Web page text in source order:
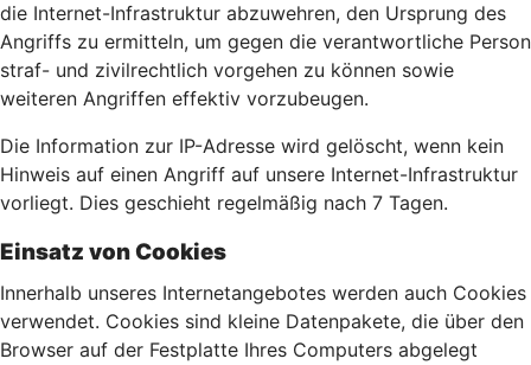
die Internet-Infrastruktur abzuwehren, den Ursprung des
Angriffs zu ermitteln, um gegen die verantwortliche Person
straf- und zivilrechtlich vorgehen zu können sowie
weiteren Angriffen effektiv vorzubeugen.
Die Information zur IP-Adresse wird gelöscht, wenn kein
Hinweis auf einen Angriff auf unsere Internet-Infrastruktur
vorliegt. Dies geschieht regelmäßig nach 7 Tagen.
Einsatz von Cookies
Innerhalb unseres Internetangebotes werden auch Cookies
verwendet. Cookies sind kleine Datenpakete, die über den
Browser auf der Festplatte Ihres Computers abgelegt